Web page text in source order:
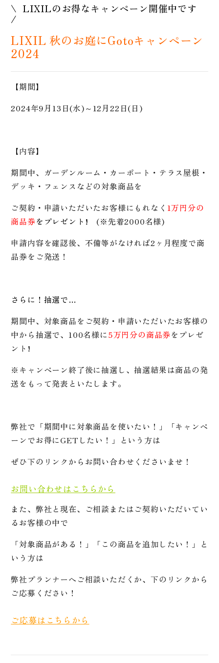
\ LIXILのお得なキャンペーン開催中です
/
LIXIL 秋のお庭にGotoキャンペーン
2024
【期間】
2024年9月13日(水)～12月22日(日)
【内容】
期間中、ガーデンルーム・カーポート・テラス屋根・
デッキ・フェンスなどの対象商品を
ご契約・申請いただいたお客様に もれなく 1万円分の
商品券を プレゼント! (※先着2000名様)
申請内容を確認後、不備等がなければ2ヶ月程度で商
品券をご発送！
さらに！抽選で…
期間中、対象商品を ご契約・申請いただいたお客様の
中から抽選で、100名様に5万円分の商品券を プレゼ
ント!
※ キャンペーン終了後に抽選し、抽選結果は商品の発
送をもって発表といたします。
弊社で「期間中に対象商品を使いたい！」「キャンペ
ーンでお得にGETしたい！」という方は
ぜひ下のリンクからお問い合わせくださいませ！
お問い合わせはこちらから
また、弊社と現在、ご相談またはご契約いただいてい
るお客様の中で
「対象商品がある！」「この商品を追加したい！」と
いう方は
弊社プランナーへご相談いただくか、下のリンクから
ご応募ください！
ご応募はこちらから